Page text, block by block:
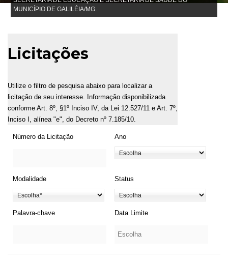
MUNICÍPIO DE GALILÉIA/MG.
Licitações
Utilize o filtro de pesquisa abaixo para localizar a
licitação de seu interesse. Informação disponibilizada
conforme Art. 8º, §1º Inciso IV, da Lei 12.527/11 e Art. 7º,
Inciso I, alínea "e", do Decreto nº 7.185/10.
Número da Licitação Ano
Modalidade Status
Palavra-chave Data Limite